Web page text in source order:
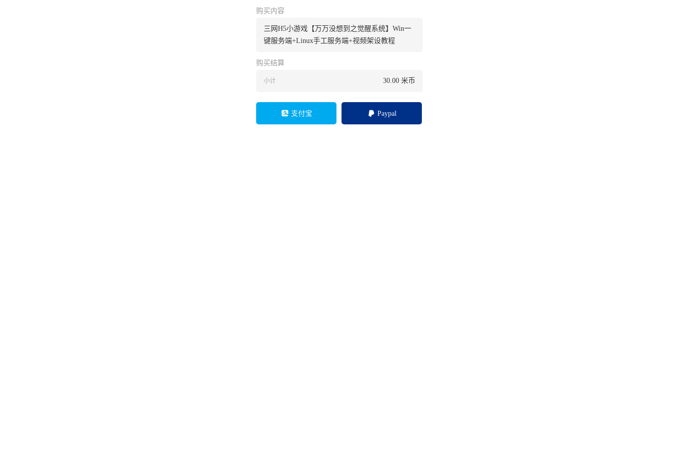
购买内容
三网H5小游戏【万万没想到之觉醒系统】Win一
键服务端+Linux手工服务端+视频架设教程
购买结算
小计 30.00 米币
支付宝 Paypal